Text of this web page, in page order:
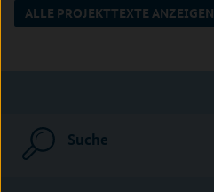
ALLE PROJEKTTEXTE ANZEIGEN
Suche